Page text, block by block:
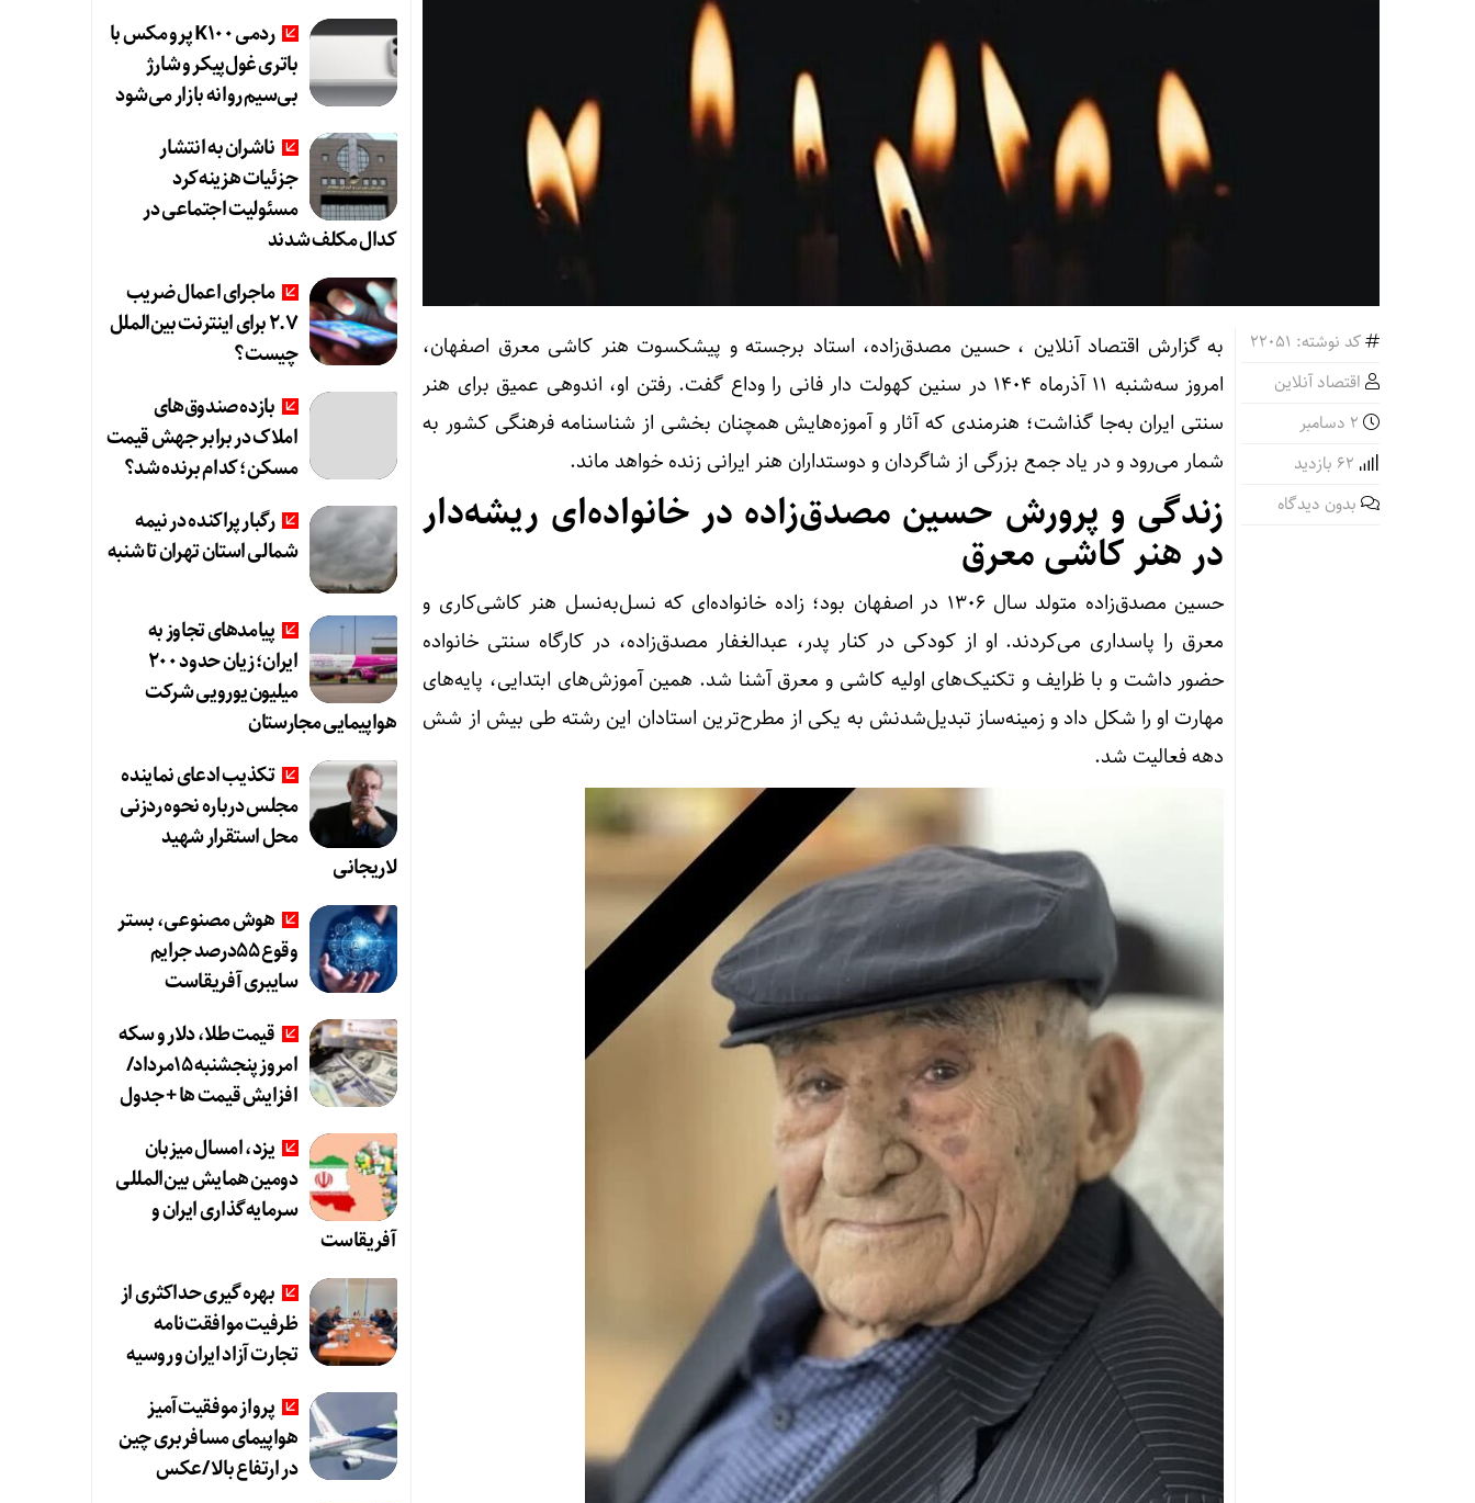
کد نوشته: 22051
اقتصاد آنلاین
بدون دیدگاه
به گزارش اقتصاد آنلاین ، حسین مصدق‌زاده، استاد برجسته و پیشکسوت هنر کاشی معرق اصفهان،
امروز سه‌شنبه ۱۱ آذرماه ۱۴۰۴ در سنین کهولت دار فانی را وداع گفت. رفتن او، اندوهی عمیق برای هنر
سنتی ایران به‌جا گذاشت؛ هنرمندی که آثار و آموزه‌هایش همچنان بخشی از شناسنامه فرهنگی کشور به
شمار می‌رود و در یاد جمع بزرگی از شاگردان و دوستداران هنر ایرانی زنده خواهد ماند.
زندگی و پرورش حسین مصدق‌زاده در خانواده‌ای ریشه‌دار
در هنر کاشی معرق
حسین مصدق‌زاده متولد سال ۱۳۰۶ در اصفهان بود؛ زاده خانواده‌ای که نسل‌به‌نسل هنر کاشی‌کاری و
معرق را پاسداری می‌کردند. او از کودکی در کنار پدر، عبدالغفار مصدق‌زاده، در کارگاه سنتی خانواده
حضور داشت و با ظرایف و تکنیک‌های اولیه کاشی و معرق آشنا شد. همین آموزش‌های ابتدایی، پایه‌های
مهارت او را شکل داد و زمینه‌ساز تبدیل‌شدنش به یکی از مطرح‌ترین استادان این رشته طی بیش از شش
دهه فعالیت شد.
ردمی K100 پرو مکس با
باتری غول‌پیکر و شارژ
بی‌سیم روانه بازار می‌شود
ناشران به انتشار
جزئیات هزینه‌کرد
مسئولیت اجتماعی در
کدال مکلف شدند
ماجرای اعمال ضریب
۲.۷ برای اینترنت بین‌الملل
چیست؟
بازده صندوق‌های
املاک در برابر جهش قیمت
مسکن؛ کدام برنده شد؟
رگبار پراکنده در نیمه
شمالی استان تهران تا شنبه
پیامدهای تجاوز به
ایران؛ زیان حدود ۲۰۰
میلیون یورویی شرکت
هواپیمایی مجارستان
تکذیب ادعای نماینده
مجلس درباره نحوه ردزنی
محل استقرار شهید
لاریجانی
هوش مصنوعی، بستر
وقوع 55درصد جرایم
سایبری آفریقاست
قیمت طلا، دلار و سکه
امروز پنجشنبه 15مرداد/
افزایش قیمت ها + جدول
یزد، امسال میزبان
دومین همایش بین‌المللی
سرمایه‌گذاری ایران و
آفریقاست
بهره گیری حداکثری از
ظرفیت موافقت‌نامه
تجارت آزاد ایران و روسیه
پرواز موفقیت‌آمیز
هواپیمای مسافربری چین
در ارتفاع بالا /عکس